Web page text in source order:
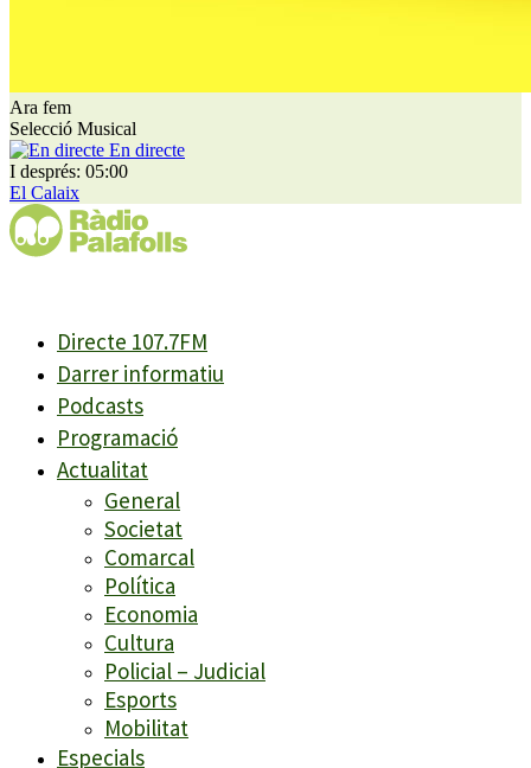
Ara fem
Selecció Musical
En directe
I després: 05:00
El Calaix
Directe 107.7FM
Darrer informatiu
Podcasts
Programació
Actualitat
General
Societat
Comarcal
Política
Economia
Cultura
Policial – Judicial
Esports
Mobilitat
Especials